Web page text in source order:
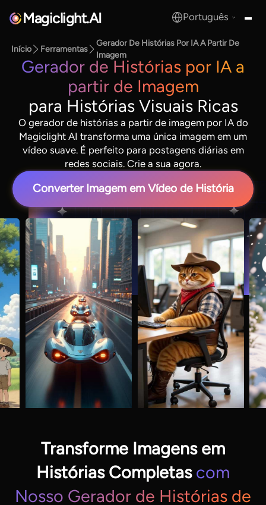
Magiclight.AI Português
Início Ferramentas
Gerador De Histórias Por IA A Partir De
Imagem
Gerador de Histórias por IA a
partir de Imagem
para Histórias Visuais Ricas
O gerador de histórias a partir de imagem por IA do
Magiclight AI transforma uma única imagem em um
vídeo suave. É perfeito para postagens diárias em
redes sociais. Crie a sua agora.
Converter Imagem em Vídeo de História
Transforme Imagens em
Histórias Completas com
Nosso Gerador de Histórias de